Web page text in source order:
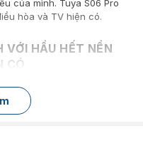
của mình. Tuya S06 Pro
hòa và TV hiện có.
VỚI HẦU HẾT NỀN
CÓ
hoặc Google Home để giúp
cũng có thể dùng ứng
sở dữ liệu thông qua đám